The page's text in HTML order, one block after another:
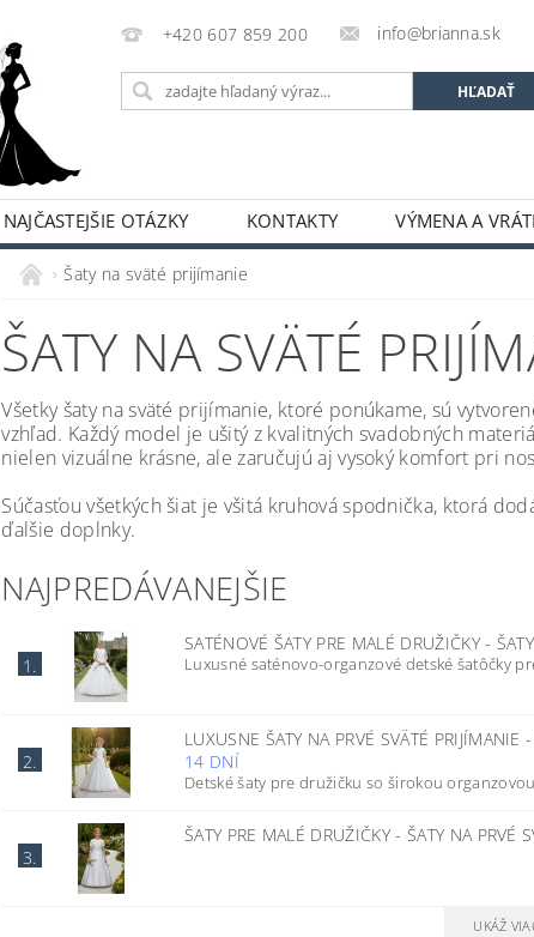
+420 607 859 200 info@brianna.sk
NAJČASTEJŠIE OTÁZKY KONTAKTY VÝMENA A
Šaty na sväté prijímanie
ŠATY NA SVÄTÉ
Všetky šaty na sväté prijímanie, ktoré ponúkame, sú
vzhľad. Každý model je ušitý z kvalitných svadobných
nielen vizuálne krásne, ale zaručujú aj vysoký komfort pri
Súčasťou všetkých šiat je všitá kruhová spodnička, ktorá
ďalšie doplnky.
NAJPREDÁVANEJŠIE
1.
SATÉNOVÉ ŠATY PRE MALÉ DRUŽIČKY -
Luxusné saténovo-organzové detské šatôčky
2.
LUXUSNE ŠATY NA PRVÉ SVÄTÉ
14 DNÍ
Detské šaty pre družičku so širokou
3.
ŠATY PRE MALÉ DRUŽIČKY - ŠATY NA PRVÉ
UKÁŽ